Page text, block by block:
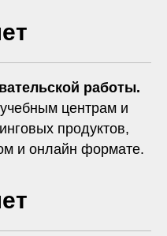
работы.
центрам и
продуктов,
и онлайн формате.